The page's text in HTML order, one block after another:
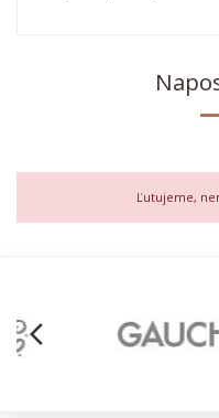
Ľutujeme,
arrow_back_ios